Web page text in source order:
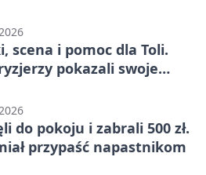
scena i pomoc dla Toli.
pokazali swoje
do pokoju i zabrali 500 zł.
przypaść napastnikom